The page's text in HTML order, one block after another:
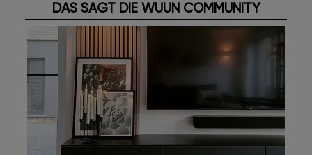
DAS SAGT DIE WUUN COMMUNITY